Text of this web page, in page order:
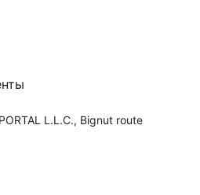
L.L.C., Bignut route